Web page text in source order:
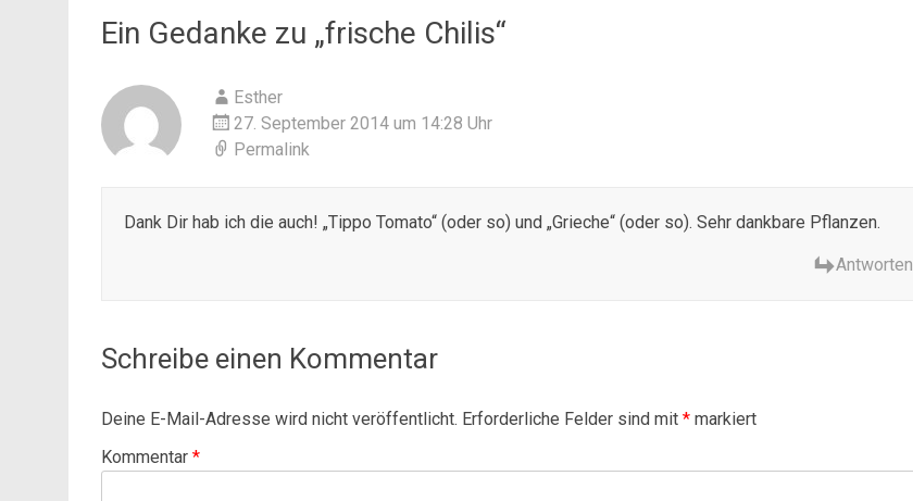
Ein Gedanke zu „frische Chilis“
Esther
27. September 2014 um 14:28 Uhr
Permalink
Dank Dir hab ich die auch! „Tippo Tomato“ (oder so) und „Grieche“ (oder so). Sehr dankbare Pflanzen.
Antworten
Schreibe einen Kommentar
Deine E-Mail-Adresse wird nicht veröffentlicht. Erforderliche Felder sind mit * markiert
Kommentar *